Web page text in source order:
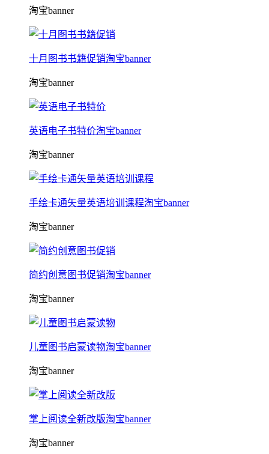
淘宝banner
十月图书书籍促销淘宝banner
淘宝banner
英语电子书特价淘宝banner
淘宝banner
手绘卡通矢量英语培训课程淘宝banner
淘宝banner
简约创意图书促销淘宝banner
淘宝banner
儿童图书启蒙读物淘宝banner
淘宝banner
掌上阅读全新改版淘宝banner
淘宝banner